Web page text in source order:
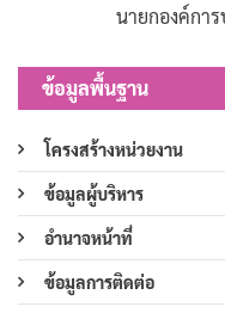
นายกองค์กา
ข้อมูลพื้นฐาน
โครงสร้างหน่วยงาน
ข้อมูลผู้บริหาร
อำนาจหน้าที่
ข้อมูลการติดต่อ